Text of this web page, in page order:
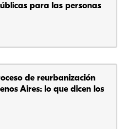
para las personas
de reurbanización
Aires: lo que dicen los